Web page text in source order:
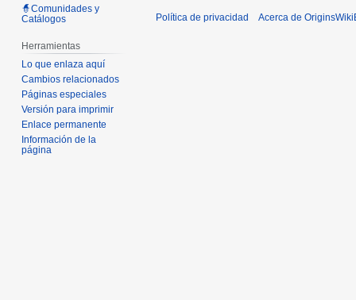
🧙Comunidades y
Catálogos
Herramientas
Lo que enlaza aquí
Cambios relacionados
Páginas especiales
Versión para imprimir
Enlace permanente
Información de la
página
Política de privacidad Acerca de